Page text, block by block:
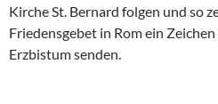
Kirche St. Bernard folgen und so
Friedensgebet in Rom ein
Erzbistum senden.